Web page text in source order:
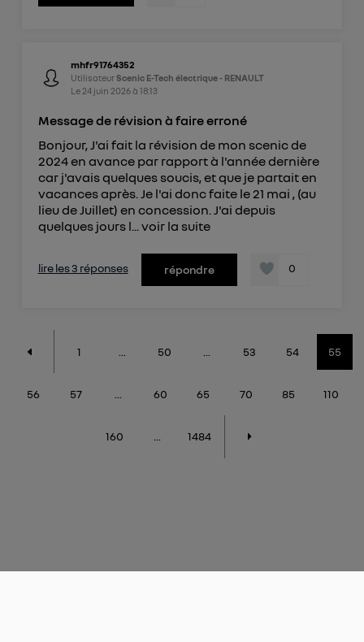
mhfr91764352
UtilisateurScenic E-Tech électrique - RENAULT
Le 24 juin 2026à 18:13
Message de révision à faire erroné
Bonjour, J'ai fait la révision de mon scenic de
2024 en avance par rapport à l'année dernière
car j'avais quelques soucis, et que je partait en
vacances après. Je l'ai donc faite le 21 mai , (au
lieu de Juillet) en concession. J'ai depuis
quelques jours l...voir la suite
lire les 3 réponses répondre 0
1 50 53 54 55
56 57 60 65 70 85 110
160 1484